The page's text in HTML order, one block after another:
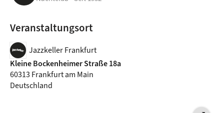
Veranstaltungsort
Jazzkeller Frankfurt
Kleine Bockenheimer Straße 18a
60313 Frankfurt am Main
Deutschland